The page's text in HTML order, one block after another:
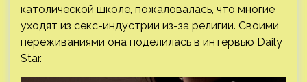
католической школе, пожаловалась, что многие
уходят из секс-индустрии из-за религии. Своими
переживаниями она поделилась в интервью Daily
Star.